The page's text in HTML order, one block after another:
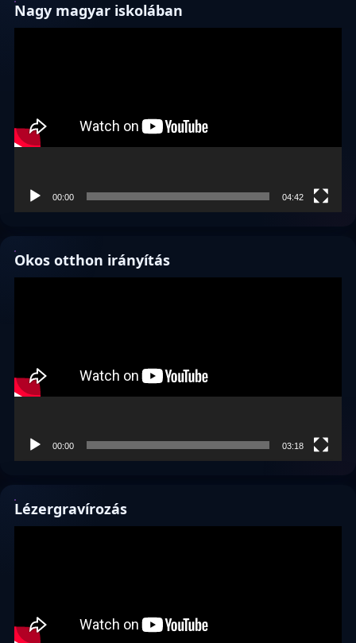
Nagy magyar iskolában
00:00 04:42
Okos otthon irányítás
00:00 03:18
Lézergravírozás